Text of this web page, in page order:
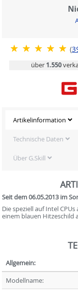
(
über 1.550
Artikelinformation
Technische Daten
Über G.Skill
Seit dem 06.05.2013 im
Die speziell auf Intel
einem blauen Hitzeschild
Allgemein:
Modellname: